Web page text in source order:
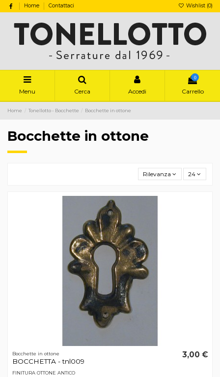
Home Contattaci Wishlist (0)
Menu Cerca Accedi
0
Carrello
Home Tonellotto - Bocchette Bocchette in ottone
Bocchette in ottone
Rilevanza 24
Bocchette in ottone
BOCCHETTA - tnl009
3,00 €
FINITURA OTTONE ANTICO